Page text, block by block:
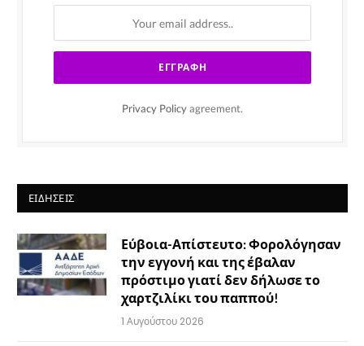
Privacy Policy agreement.
ΕΙΔΉΣΕΙΣ
Εύβοια-Απίστευτο: Φορολόγησαν
την εγγονή και της έβαλαν
πρόστιμο γιατί δεν δήλωσε το
χαρτζιλίκι του παππού!
1 Αυγούστου 2026